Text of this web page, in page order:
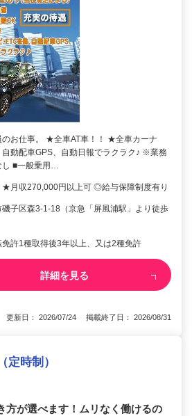
のお仕事。 ★全車AT車！！ ★全車カーナ
自動配車GPS、自動日報でラクラク♪ ※業務
し ■一般乗用…
月収270,000円以上可 ◎給与保障制度有り
子区森3-1-18（京急「屏風浦駅」より徒歩
許1種取得後3年以上、又は2種免許
詳細を見る
更新日： 2026/07/24 掲載終了日： 2026/08/31
定時制）
方が選べます！ムリなく働けるの